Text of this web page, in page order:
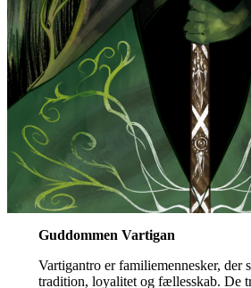
Guddommen Vartigan
Vartigantro er familiemennesker, der
tradition, loyalitet og fællesskab. De